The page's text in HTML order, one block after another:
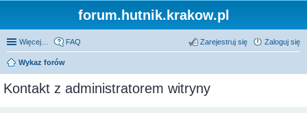
forum.hutnik.krakow.pl
Więcej… FAQ Zaloguj się
Zarejestruj się
Wykaz forów
Kontakt z administratorem witryny